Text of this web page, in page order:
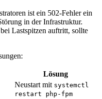
ist ein 502-Fehler ein
in der Infrastruktur.
Lastspitzen auftritt, sollte
Lösung
Neustart mit systemctl
restart php-fpm